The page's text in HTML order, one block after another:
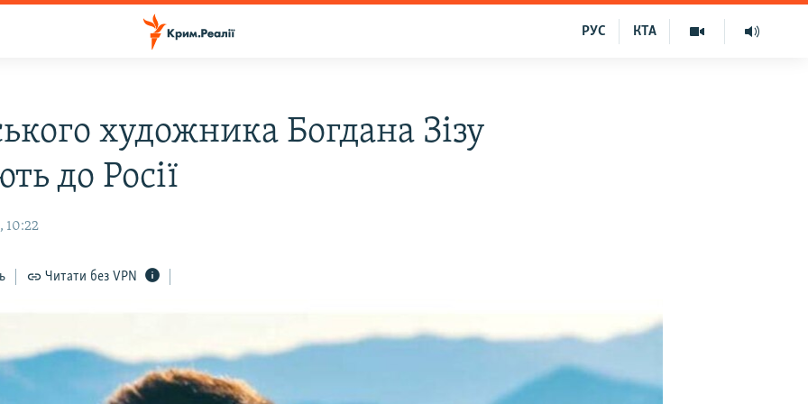
КТА
РУС
художника Богдана Зізу
до Росії
10:22
Читати без VPN